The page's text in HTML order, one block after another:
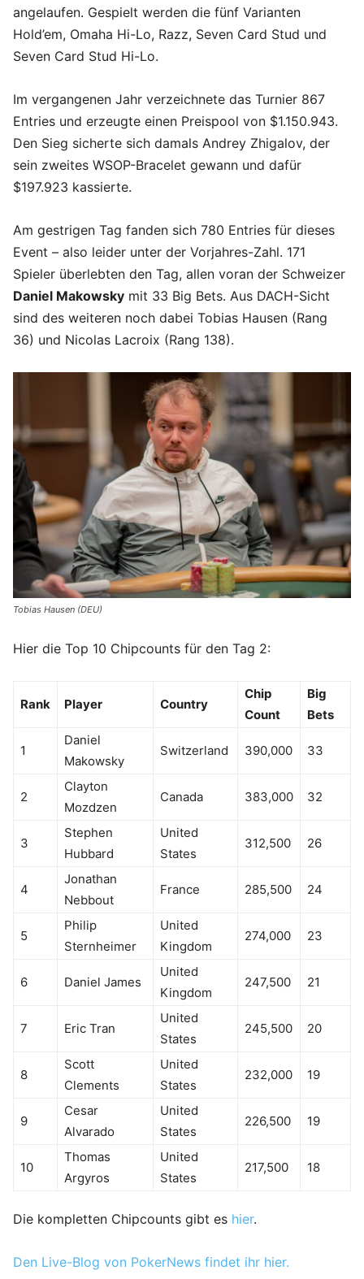
angelaufen. Gespielt werden die fünf Varianten
Hold’em, Omaha Hi-Lo, Razz, Seven Card Stud und
Seven Card Stud Hi-Lo.
Im vergangenen Jahr verzeichnete das Turnier 867
Entries und erzeugte einen Preispool von $1.150.943.
Den Sieg sicherte sich damals Andrey Zhigalov, der
sein zweites WSOP-Bracelet gewann und dafür
$197.923 kassierte.
Am gestrigen Tag fanden sich 780 Entries für dieses
Event – also leider unter der Vorjahres-Zahl. 171
Spieler überlebten den Tag, allen voran der Schweizer
Daniel Makowsky mit 33 Big Bets. Aus DACH-Sicht
sind des weiteren noch dabei Tobias Hausen (Rang
36) und Nicolas Lacroix (Rang 138).
Tobias Hausen (DEU)
Hier die Top 10 Chipcounts für den Tag 2:
Rank Player Country
Chip
Count
Big
Bets
1
Daniel
Makowsky
Switzerland 390,000 33
2
Clayton
Mozdzen
Canada 383,000 32
3
Stephen
Hubbard
United
States
312,500 26
4
Jonathan
Nebbout
France 285,500 24
5
Philip
Sternheimer
United
Kingdom
274,000 23
6 Daniel James
United
Kingdom
247,500 21
7 Eric Tran
United
States
245,500 20
8
Scott
Clements
United
States
232,000 19
9
Cesar
Alvarado
United
States
226,500 19
10
Thomas
Argyros
United
States
217,500 18
Die kompletten Chipcounts gibt es hier.
Den Live-Blog von PokerNews findet ihr hier.